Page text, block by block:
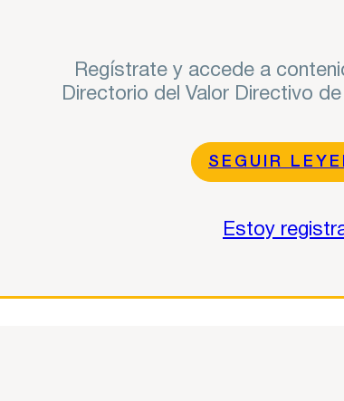
Regístrate y accede a
Directorio del Valor Directivo
SEGUIR
Estoy